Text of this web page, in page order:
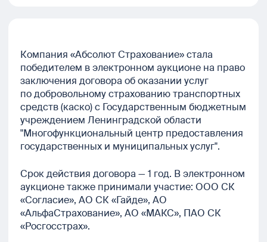
Компания «Абсолют Страхование» стала
победителем в электронном аукционе на право
заключения договора об оказании услуг
по добровольному страхованию транспортных
средств (каско) с Государственным бюджетным
учреждением Ленинградской области
"Многофункциональный центр предоставления
государственных и муниципальных услуг".
Срок действия договора — 1 год. В электронном
аукционе также принимали участие: ООО СК
«Согласие», АО СК «Гайде», АО
«АльфаСтрахование», АО «МАКС», ПАО СК
«Росгосстрах».